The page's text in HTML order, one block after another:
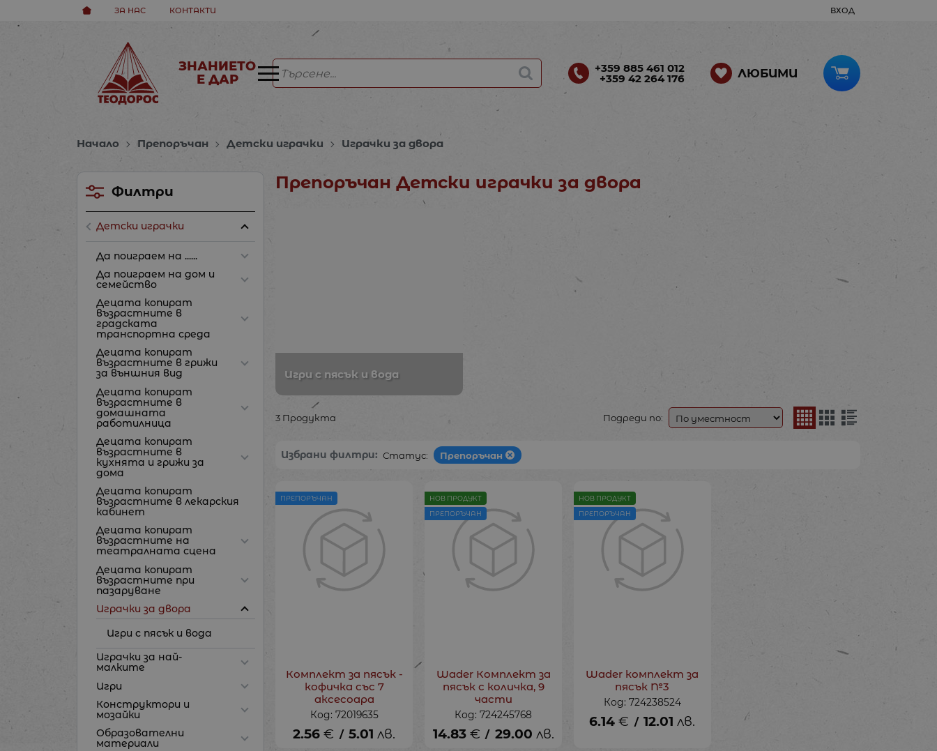
ЗА НАС КОНТАКТИ ВХОД
ЗНАНИЕТО
Е ДАР
+359 885 461 012
+359 42 264 176 ЛЮБИМИ
Начало Препоръчан Детски играчки Играчки за двора
Препоръчан Детски играчки за двора
Игри с пясък и вода
3 Продукта Подреди по:
Избрани филтри: Статус: Препоръчан
Комплект за пясък -
кофичка със 7
аксесоара
Код: 72019635
2.56 € / 5.01 лв.
ПРЕПОРЪЧАН
Wader Комплект за
пясък с количка, 9
части
Код: 724245768
14.83 € / 29.00 лв.
НОВ ПРОДУКТ
ПРЕПОРЪЧАН
Wader комплект за
пясък №3
Код: 724238524
6.14 € / 12.01 лв.
НОВ ПРОДУКТ
ПРЕПОРЪЧАН
Филтри
Детски играчки
Да поиграем на ......
Да поиграем на дом и
семейство
Децата копират
възрастните в
градската
транспортна среда
Децата копират
възрастните в грижи
за външния вид
Децата копират
възрастните в
домашната
работилница
Децата копират
възрастните в
кухнята и грижи за
дома
Децата копират
възрастните в лекарския
кабинет
Децата копират
възрастните на
театралната сцена
Децата копират
възрастните при
пазаруване
Играчки за двора
Игри с пясък и вода
Играчки за най-
малките
Игри
Конструктори и
мозайки
Образователни
материали